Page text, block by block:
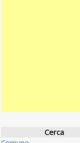
Cerca